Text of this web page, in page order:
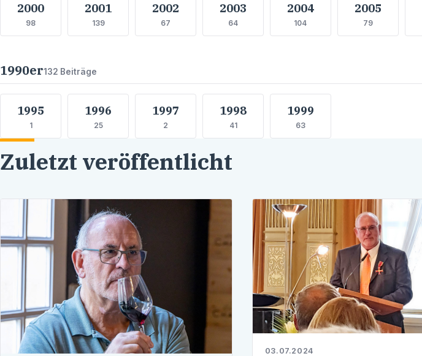
2000
98
2001
139
2002
67
2003
64
2004
104
2005
79
1990er132 Beiträge
1995
1
1996
25
1997
2
1998
41
1999
63
Zuletzt veröffentlicht
03.07.2024